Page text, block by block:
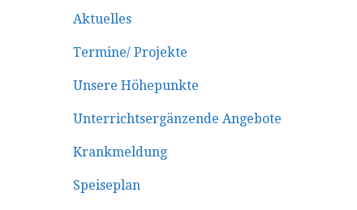
Aktuelles
Termine/ Projekte
Unsere Höhepunkte
Unterrichtsergänzende Angebote
Krankmeldung
Speiseplan